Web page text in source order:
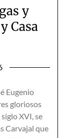
y
Casa
Eugenio
gloriosos
XVI, se
Carvajal que